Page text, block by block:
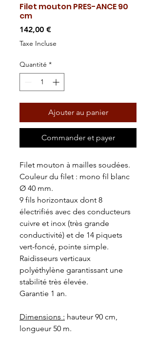
Filet mouton PRES-ANCE 90
cm
142,00 €Prix
Taxe Incluse
Quantité *
Ajouter au panier
Commander et payer
Filet mouton à mailles soudées.
Couleur du filet : mono fil blanc
Ø 40 mm.
9 fils horizontaux dont 8
électrifiés avec des conducteurs
cuivre et inox (très grande
conductivité) et de 14 piquets
vert-foncé, pointe simple.
Raidisseurs verticaux
polyéthylène garantissant une
stabilité très élevée.
Garantie 1 an.
Dimensions : hauteur 90 cm,
longueur 50 m.